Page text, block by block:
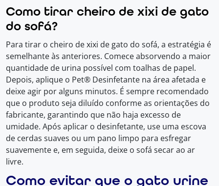
Como tirar cheiro de xixi de gato
do sofá?
Para tirar o cheiro de xixi de gato do sofá, a estratégia é
semelhante às anteriores. Comece absorvendo a maior
quantidade de urina possível com toalhas de papel.
Depois, aplique o Pet® Desinfetante na área afetada e
deixe agir por alguns minutos. É sempre recomendado
que o produto seja diluído conforme as orientações do
fabricante, garantindo que não haja excesso de
umidade. Após aplicar o desinfetante, use uma escova
de cerdas suaves ou um pano limpo para esfregar
suavemente e, em seguida, deixe o sofá secar ao ar
livre.
Como evitar que o gato urine